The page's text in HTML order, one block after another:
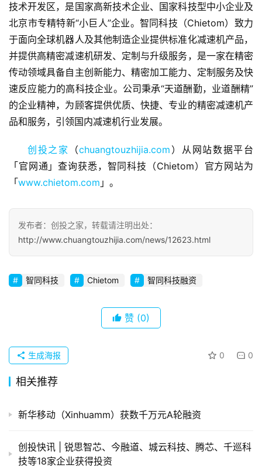
首
页
融
资
报
道
观
察
初
创
企
品
并
重
司
上
登录
技术开发区，是国家高新技术企业、国家科技型中小企业及
北京市专精特新“小巨人”企业。智同科技（Chietom）致力
于面向全球机器人及其他制造企业提供标准化减速机产品，
并提供高精密减速机研发、定制与升级服务，是一家在精密
传动领域具备自主创新能力、精密加工能力、定制服务及快
速反应能力的高科技企业。公司秉承“天道酬勤，业道酬精”
的企业精神，为顾客提供优质、快捷、专业的精密减速机产
品和服务，引领国内减速机行业发展。
创投之家 （chuangtouzhijia.com ）从网站数据平台
「官网通」查询获悉，智同科技（Chietom）官方网站为
「www.chietom.com 」。
发布者：创投之家，转载请注明出处：
http://www.chuangtouzhijia.com/news/12623.html
智同科技 Chietom 智同科技融资
赞 (0)
0 0
生成海报
相关推荐
新华移动（Xinhuamm）获数千万元A轮融资
创投快讯 | 锐思智芯、​今融道、城云科技、腾芯、千巡科
技等18家企业获得投资